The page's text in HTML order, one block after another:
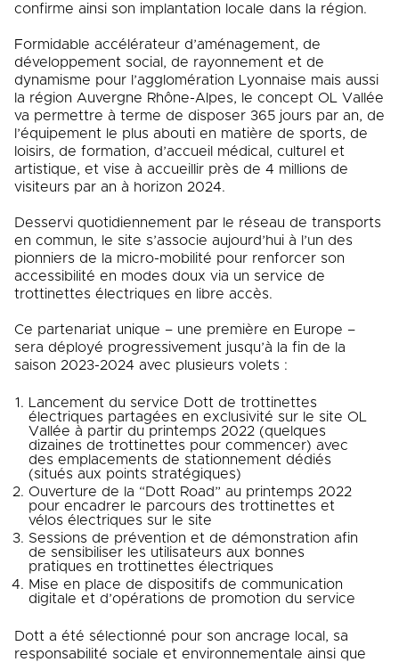
confirme ainsi son implantation locale dans la région.
Formidable accélérateur d’aménagement, de
développement social, de rayonnement et de
dynamisme pour l’agglomération Lyonnaise mais aussi
la région Auvergne Rhône-Alpes, le concept OL Vallée
va permettre à terme de disposer 365 jours par an, de
l’équipement le plus abouti en matière de sports, de
loisirs, de formation, d’accueil médical, culturel et
artistique, et vise à accueillir près de 4 millions de
visiteurs par an à horizon 2024.
Desservi quotidiennement par le réseau de transports
en commun, le site s’associe aujourd’hui à l’un des
pionniers de la micro-mobilité pour renforcer son
accessibilité en modes doux via un service de
trottinettes électriques en libre accès.
Ce partenariat unique – une première en Europe –
sera déployé progressivement jusqu’à la fin de la
saison 2023-2024 avec plusieurs volets :
Lancement du service Dott de trottinettes
électriques partagées en exclusivité sur le site OL
Vallée à partir du printemps 2022 (quelques
dizaines de trottinettes pour commencer) avec
des emplacements de stationnement dédiés
(situés aux points stratégiques)
Ouverture de la “Dott Road” au printemps 2022
pour encadrer le parcours des trottinettes et
vélos électriques sur le site
Sessions de prévention et de démonstration afin
de sensibiliser les utilisateurs aux bonnes
pratiques en trottinettes électriques
Mise en place de dispositifs de communication
digitale et d’opérations de promotion du service
Dott a été sélectionné pour son ancrage local, sa
responsabilité sociale et environnementale ainsi que